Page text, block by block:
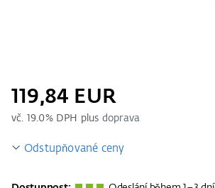
119,84 EUR
vč. 19.0% DPH plus doprava
Odstupňované ceny